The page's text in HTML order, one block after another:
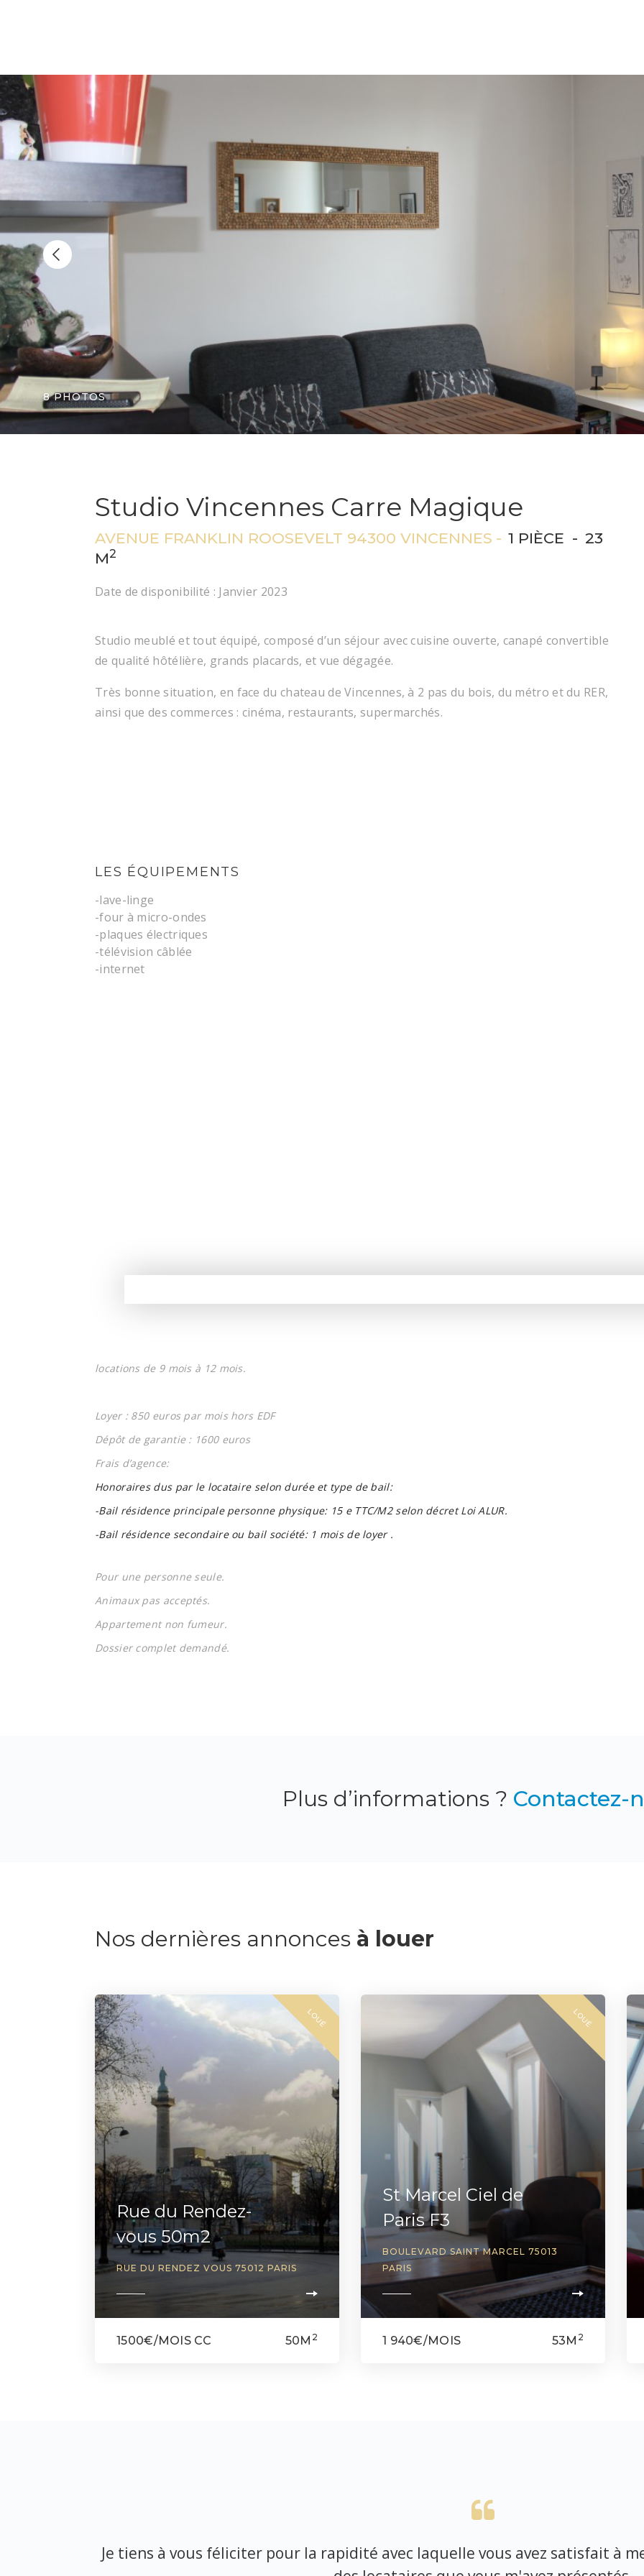
8 PHOTOS
Studio Vincennes Carre Magique
AVENUE FRANKLIN ROOSEVELT 94300 VINCENNES 1 PIÈCE
23
M2
Date de disponibilité : Janvier 2023
Studio meublé et tout équipé, composé d’un séjour avec cuisine ouverte, canapé convertible
de qualité hôtélière, grands placards, et vue dégagée.
Très bonne situation, en face du chateau de Vincennes, à 2 pas du bois, du métro et du RER,
ainsi que des commerces : cinéma, restaurants, supermarchés.
LES ÉQUIPEMENTS
-lave-linge
-four à micro-ondes
-plaques électriques
-télévision câblée
-internet
locations de 9 mois à 12 mois.
Loyer : 850 euros par mois hors EDF
Dépôt de garantie : 1600 euros
Frais d’agence:
Honoraires dus par le locataire selon durée et type de bail:
-Bail résidence principale personne physique: 15 e TTC/M2 selon décret Loi ALUR.
-Bail résidence secondaire ou bail société: 1 mois de loyer .
Pour une personne seule.
Animaux pas acceptés.
Appartement non fumeur.
Dossier complet demandé.
Plus d’informations ? Contactez-
Nos dernières annonces à louer
LOUÉ
Rue du Rendez-
vous 50m2
RUE DU RENDEZ VOUS 75012 PARIS
1500€/MOIS CC 50M 2
LOUÉ
St Marcel Ciel de
Paris F3
BOULEVARD SAINT MARCEL 75013
PARIS
1 940€/MOIS 53M 2
Je tiens à vous féliciter pour la rapidité avec laquelle vous avez satisfait à